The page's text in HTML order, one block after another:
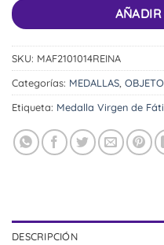
SKU: MAF2101014REINA
Categorías: MEDALLAS
Etiqueta: Medalla Virgen de
DESCRIPCIÓN